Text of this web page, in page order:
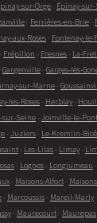
sur-Orge - Épinay-
- Ferrières-en-Brie -
aux-Roses - Fontenay-le-
- Frépillon - Fresnes - La-
Gargenville - Garges-lès-
sur-Marne -
les-Roses - Herblay -
sur-Seine - Joinville-le-Pont
- Juziers - Le-Kremlin-
- Les-Lilas - Limay -
- Lognes - Longjumeau -
- Maisons-Alfort -
- Marcoussis - Mareil-Marly -
- Maurecourt - Maurepas